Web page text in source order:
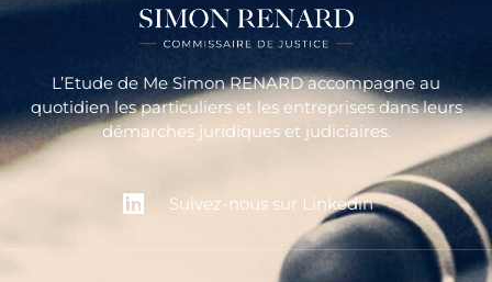
L’Etude de Me Simon RENARD accompagne au
quotidien les particuliers et les entreprises dans leurs
démarches juridiques et judiciaires.
Suivez-nous sur Linkedin